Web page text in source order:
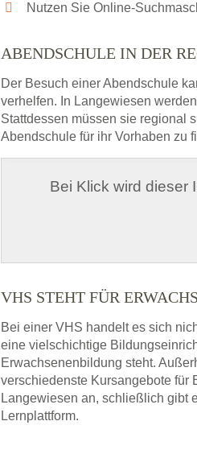
Nutzen Sie Online-
ABENDSCHULE IN DER
Der Besuch einer Abendschule
verhelfen. In Langewiesen
Stattdessen müssen sie regional
Abendschule für ihr Vorhaben zu
Bei Klick wird dieser
VHS STEHT FÜR
Bei einer VHS handelt es sich
eine vielschichtige
Erwachsenenbildung steht.
verschiedenste Kursangebote für
Langewiesen an, schließlich gibt
Lernplattform.